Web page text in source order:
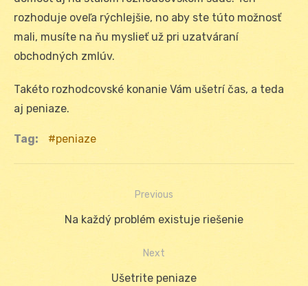
rozhoduje oveľa rýchlejšie, no aby ste túto možnosť
mali, musíte na ňu myslieť už pri uzatváraní
obchodných zmlúv.
Takéto rozhodcovské konanie Vám ušetrí čas, a teda
aj peniaze.
Tag: peniaze
Navigácia
Previous
Previous
Na každý problém existuje riešenie
Next
Next
Ušetrite peniaze